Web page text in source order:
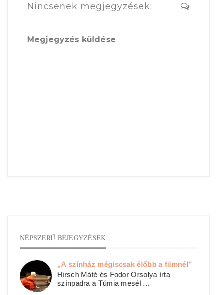
Nincsenek megjegyzések:
Megjegyzés küldése
NÉPSZERŰ BEJEGYZÉSEK
„A színház mégiscsak élőbb a filmnél”
Hirsch Máté és Fodor Orsolya írta
színpadra a Túmia mesél ...